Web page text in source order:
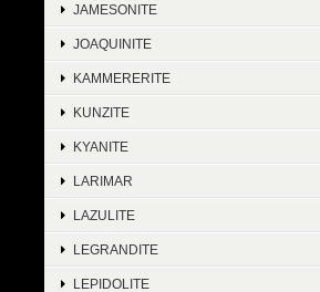
JAMESONITE
JOAQUINITE
KAMMERERITE
KUNZITE
KYANITE
LARIMAR
LAZULITE
LEGRANDITE
LEPIDOLITE